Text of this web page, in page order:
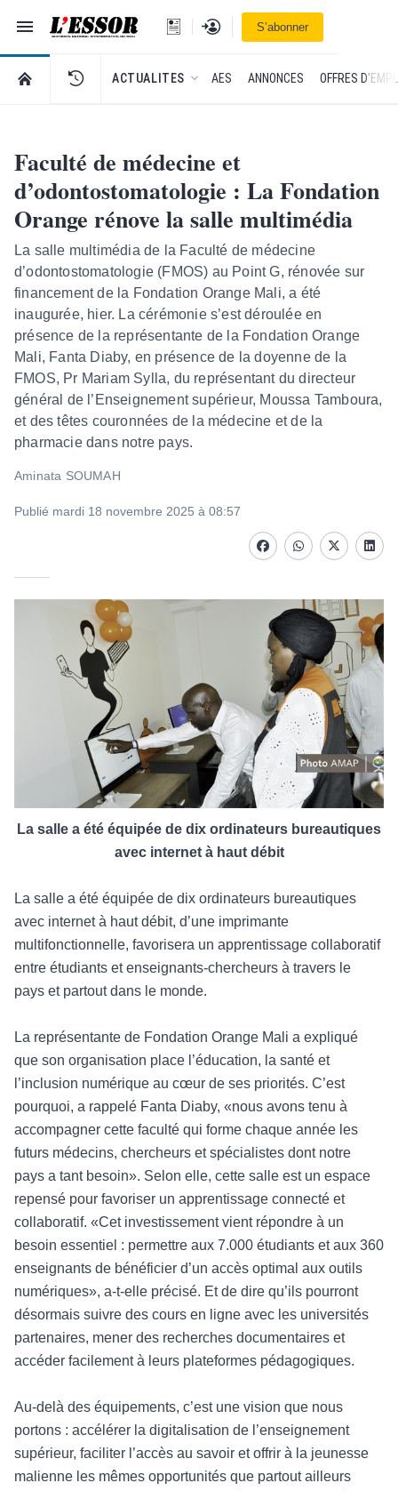
Navigation
L'Essor - retour à la une
Se connecterS’abonner
RETOUR À LA PAGE D’ACCUEIL DE L'ESSOR
ACTUALITES AES ANNONCES OFFRES
Faculté de médecine et
d’odontostomatologie : La Fondation
Orange rénove la salle multimédia
La salle multimédia de la Faculté de médecine
d’odontostomatologie (FMOS) au Point G, rénovée sur
financement de la Fondation Orange Mali, a été
inaugurée, hier. La cérémonie s’est déroulée en
présence de la représentante de la Fondation Orange
Mali, Fanta Diaby, en présence de la doyenne de la
FMOS, Pr Mariam Sylla, du représentant du directeur
général de l’Enseignement supérieur, Moussa Tamboura,
et des têtes couronnées de la médecine et de la
pharmacie dans notre pays.
Aminata SOUMAH
Publié mardi 18 novembre 2025 à 08:57
FacebookwhatsappTwitter
La salle a été équipée de dix ordinateurs bureautiques
avec internet à haut débit
La salle a été équipée de dix ordinateurs bureautiques
avec internet à haut débit, d’une imprimante
multifonctionnelle, favorisera un apprentissage collaboratif
entre étudiants et enseignants-chercheurs à travers le
pays et partout dans le monde.
La représentante de Fondation Orange Mali a expliqué
que son organisation place l’éducation, la santé et
l’inclusion numérique au cœur de ses priorités. C’est
pourquoi, a rappelé Fanta Diaby, «nous avons tenu à
accompagner cette faculté qui forme chaque année les
futurs médecins, chercheurs et spécialistes dont notre
pays a tant besoin». Selon elle, cette salle est un espace
repensé pour favoriser un apprentissage connecté et
collaboratif. «Cet investissement vient répondre à un
besoin essentiel : permettre aux 7.000 étudiants et aux 360
enseignants de bénéficier d’un accès optimal aux outils
numériques», a-t-elle précisé. Et de dire qu’ils pourront
désormais suivre des cours en ligne avec les universités
partenaires, mener des recherches documentaires et
accéder facilement à leurs plateformes pédagogiques.
Au-delà des équipements, c’est une vision que nous
portons : accélérer la digitalisation de l’enseignement
supérieur, faciliter l’accès au savoir et offrir à la jeunesse
malienne les mêmes opportunités que partout ailleurs